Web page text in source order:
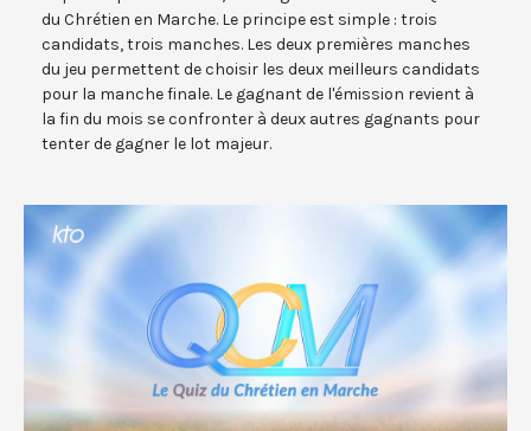
du Chrétien en Marche. Le principe est simple : trois
candidats, trois manches. Les deux premières manches
du jeu permettent de choisir les deux meilleurs candidats
pour la manche finale. Le gagnant de l'émission revient à
la fin du mois se confronter à deux autres gagnants pour
tenter de gagner le lot majeur.